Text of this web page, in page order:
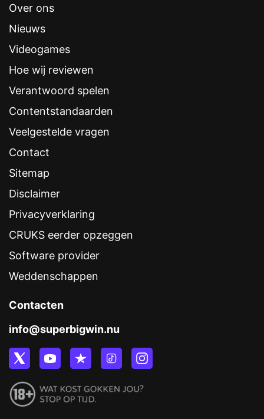
Over ons
Nieuws
Videogames
Hoe wij reviewen
Verantwoord spelen
Contentstandaarden
Veelgestelde vragen
Contact
Sitemap
Disclaimer
Privacyverklaring
CRUKS eerder opzeggen
Software provider
Weddenschappen
Contacten
info@superbigwin.nu